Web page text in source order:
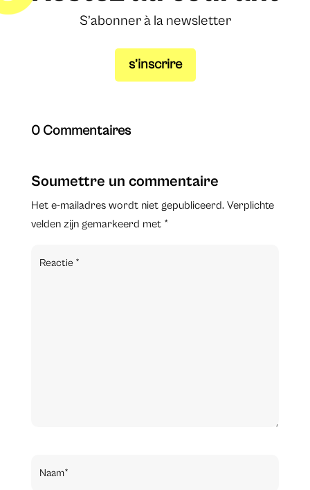
S’abonner à la newsletter
s’inscrire
0 Commentaires
Soumettre un commentaire
Het e-mailadres wordt niet gepubliceerd. Verplichte
velden zijn gemarkeerd met *